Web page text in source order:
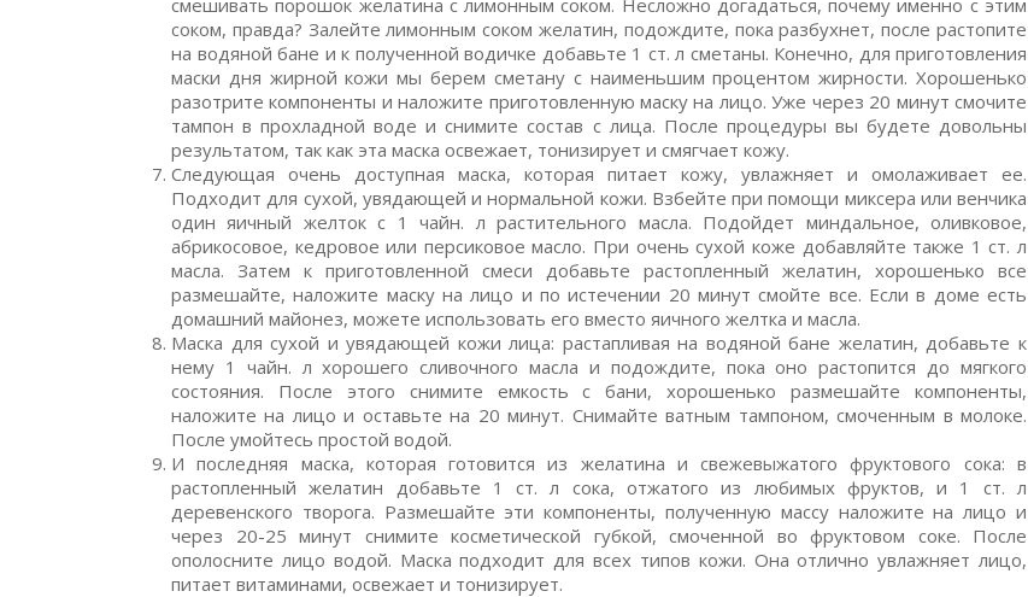
смешивать порошок желатина с лимонным соком. Несложно догадаться, почему именно с этим
соком, правда? Залейте лимонным соком желатин, подождите, пока разбухнет, после растопите
на водяной бане и к полученной водичке добавьте 1 ст. л сметаны. Конечно, для приготовления
маски дня жирной кожи мы берем сметану с наименьшим процентом жирности. Хорошенько
разотрите компоненты и наложите приготовленную маску на лицо. Уже через 20 минут смочите
тампон в прохладной воде и снимите состав с лица. После процедуры вы будете довольны
результатом, так как эта маска освежает, тонизирует и смягчает кожу.
Следующая очень доступная маска, которая питает кожу, увлажняет и омолаживает ее.
Подходит для сухой, увядающей и нормальной кожи. Взбейте при помощи миксера или венчика
один яичный желток с 1 чайн. л растительного масла. Подойдет миндальное, оливковое,
абрикосовое, кедровое или персиковое масло. При очень сухой коже добавляйте также 1 ст. л
масла. Затем к приготовленной смеси добавьте растопленный желатин, хорошенько все
размешайте, наложите маску на лицо и по истечении 20 минут смойте все. Если в доме есть
домашний майонез, можете использовать его вместо яичного желтка и масла.
Маска для сухой и увядающей кожи лица: растапливая на водяной бане желатин, добавьте к
нему 1 чайн. л хорошего сливочного масла и подождите, пока оно растопится до мягкого
состояния. После этого снимите емкость с бани, хорошенько размешайте компоненты,
наложите на лицо и оставьте на 20 минут. Снимайте ватным тампоном, смоченным в молоке.
После умойтесь простой водой.
И последняя маска, которая готовится из желатина и свежевыжатого фруктового сока: в
растопленный желатин добавьте 1 ст. л сока, отжатого из любимых фруктов, и 1 ст. л
деревенского творога. Размешайте эти компоненты, полученную массу наложите на лицо и
через 20-25 минут снимите косметической губкой, смоченной во фруктовом соке. После
ополосните лицо водой. Маска подходит для всех типов кожи. Она отлично увлажняет лицо,
питает витаминами, освежает и тонизирует.